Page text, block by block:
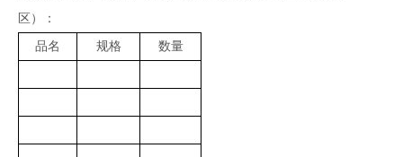
区）：
品名 规格 数量